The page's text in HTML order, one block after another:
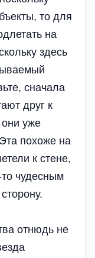
то для
на
здесь
сначала
друг к
уже
похоже на
к стене,
чудесным
отнюдь не